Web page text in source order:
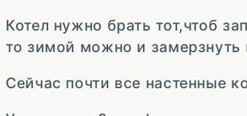
Котел нужно брать тот,чтоб
то зимой можно и замерзнуть
Сейчас почти все настенные